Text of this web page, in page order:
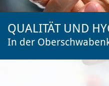
QUALITÄT UND
In der